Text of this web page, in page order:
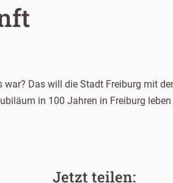
Das will die Stadt Freiburg mit
in 100 Jahren in Freiburg